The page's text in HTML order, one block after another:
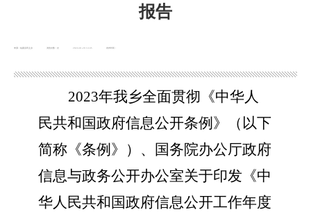
报告
浏览次数： 发布时间：
2024-01-20 14:45
2023年我乡全面贯彻 《中华人
民共和国政府信息公开条例》（以下
简称《条例》）、国务院办公厅政府
信息与政务公开办公室关于印发《中
华人民共和国政府信息公开工作年度